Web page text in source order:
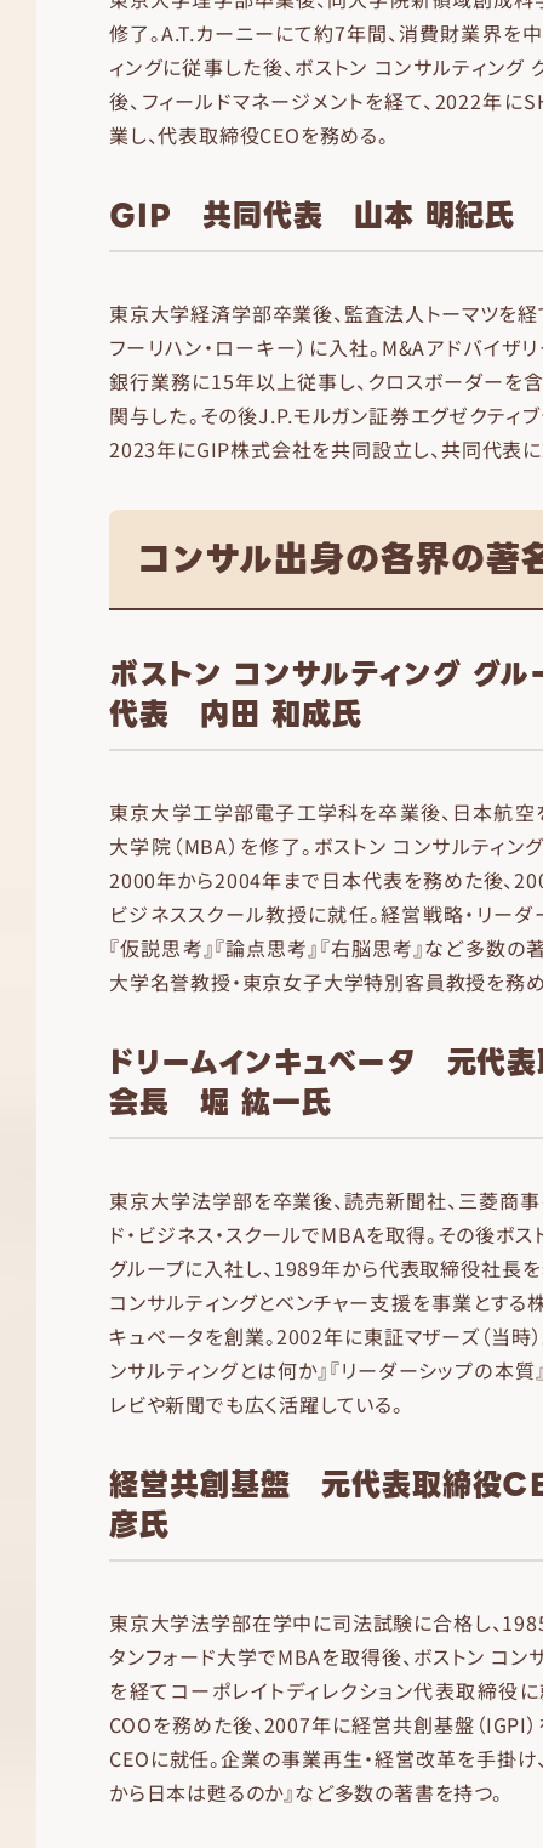
修了。A.T.カーニーにて約7年間、消費財業界を
ィングに従事した後、ボストン コンサルティング
後、フィールドマネージメントを経て、2022年
業し、代表取締役CEOを務める。
GIP 共同代表 山本 明紀氏
東京大学経済学部卒業後、監査法人トーマツを経
フーリハン・ローキー）に入社。M&Aアドバイザ
銀行業務に15年以上従事し、クロスボーダーを
関与した。その後J.P.モルガン証券エグゼクティブ
2023年にGIP株式会社を共同設立し、共同代表に
コンサル出身の各界の著
ボストン コンサルティング グ
代表 内田 和成氏
東京大学工学部電子工学科を卒業後、日本航
大学院（MBA）を修了。ボストン コンサルティン
2000年から2004年まで日本代表を務めた後、
ビジネススクール教授に就任。経営戦略・リーダ
『仮説思考』『論点思考』『右脳思考』など多数
大学名誉教授・東京女子大学特別客員教授を務め
ドリームインキュベータ 元代
会長 堀 紘一氏
東京大学法学部を卒業後、読売新聞社、三菱商
ド・ビジネス・スクールでMBAを取得。その後ボス
グループに入社し、1989年から代表取締役社長
コンサルティングとベンチャー支援を事業とする
キュベータを創業。2002年に東証マザーズ（当時
ンサルティングとは何か』『リーダーシップの本
レビや新聞でも広く活躍している。
経営共創基盤 元代表取締役
彦氏
東京大学法学部在学中に司法試験に合格し、
タンフォード大学でMBAを取得後、ボストン コン
を経てコーポレイトディレクション代表取締役
COOを務めた後、2007年に経営共創基盤（IGPI
CEOに就任。企業の事業再生・経営改革を手掛け
から日本は甦るのか』など多数の著書を持つ。